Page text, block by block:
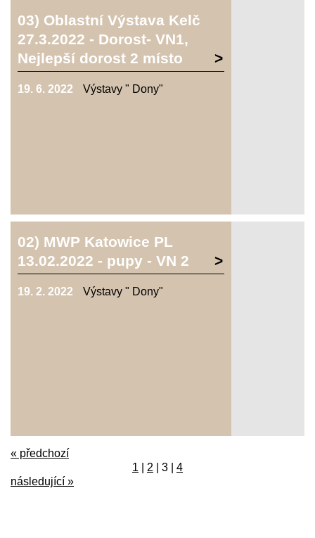
03) Oblastní Výstava Kelč
27.3.2022 - Dorost- VN1,
Nejlepší dorost 2 místo
19. 6. 2022 Výstavy " Dony"
02) MWP Katowice PL
13.02.2022 - pupy - VN 2
19. 2. 2022 Výstavy " Dony"
« předchozí
1
2 3
4
následující »